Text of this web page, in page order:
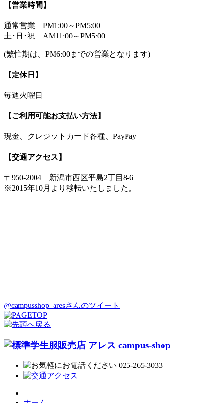
【営業時間】
通常営業 PM1:00～PM5:00
土･日･祝 AM11:00～PM5:00
(繁忙期は、PM6:00までの営業となります)
【定休日】
毎週火曜日
【ご利用可能お支払い方法】
現金、クレジットカード各種、PayPay
【交通アクセス】
〒950-2004 新潟市西区平島2丁目8-6
※2015年10月より移転いたしました。
@campusshop_aresさんのツイート
|